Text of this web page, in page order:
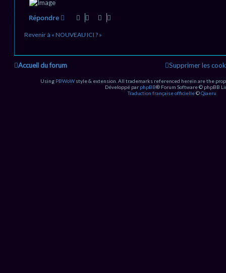
Répondre
Revenir à « NOUVEAU ICI ? »
Accueil du forum Supprimer les
Using PBWoW style & extension. All trademarks referenced herein are the
Développé par phpBB® Forum Software © phpBB
Traduction française officielle©Qiaeru